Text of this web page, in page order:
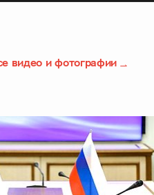
видео и фотографии